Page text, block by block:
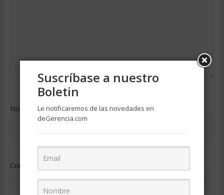
Nombre*
Correo electrónico
Suscríbase a nuestro
Boletin
Le notificaremos de las novedades en
deGerencia.com